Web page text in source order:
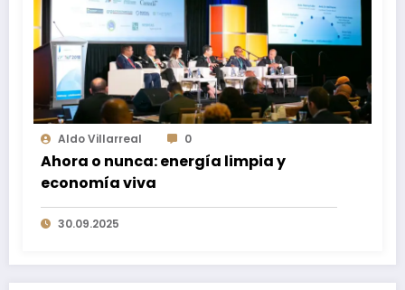
Aldo Villarreal 0
Ahora o nunca: energía limpia y
economía viva
30.09.2025